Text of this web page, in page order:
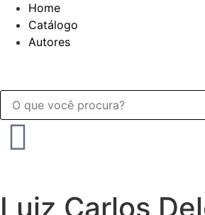
Home
Catálogo
Autores
Luiz Carlos